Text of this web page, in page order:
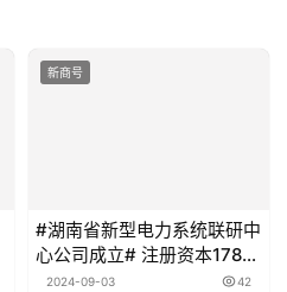
新商号
#湖南省新型电力系统联研中
心公司成立# 注册资本1780
万2024-09-03 42